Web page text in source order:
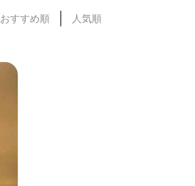
おすすめ順 人気順